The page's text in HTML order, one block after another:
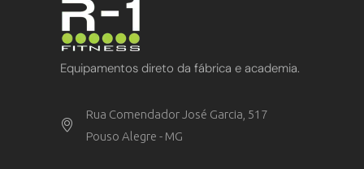
Equipamentos direto da fábrica e academia.
Rua Comendador José Garcia, 517
Pouso Alegre - MG